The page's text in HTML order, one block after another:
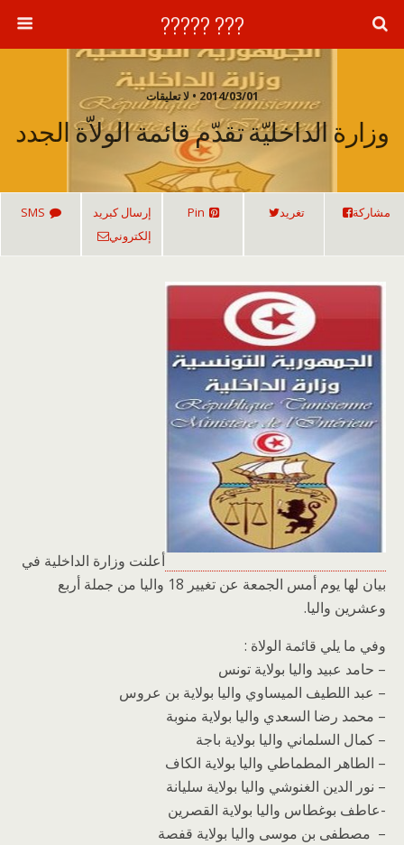
??? ?????
2014/03/01 • لا تعليقات
وزارة الداخليّة تقدّم قائمة الولاّة الجدد
مشاركة تغريد Pin
إرسال كبريد
إلكتروني
SMS
أعلنت وزارة الداخلية في
بيان لها يوم أمس الجمعة عن تغيير 18 واليا من جملة أربع
وعشرين واليا.
وفي ما يلي قائمة الولاة :
– حامد عبيد واليا بولاية تونس
– عبد اللطيف الميساوي واليا بولاية بن عروس
– محمد رضا السعدي واليا بولاية منوبة
– كمال السلماني واليا بولاية باجة
– الطاهر المطماطي واليا بولاية الكاف
– نور الدين الغنوشي واليا بولاية سليانة
-عاطف بوغطاس واليا بولاية القصرين
– مصطفى بن موسى واليا بولاية قفصة